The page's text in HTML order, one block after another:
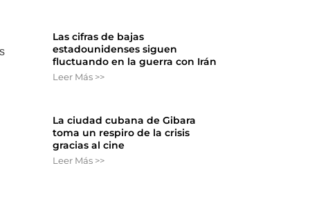
Las cifras de bajas
estadounidenses siguen
fluctuando en la guerra con Irán
Leer Más >>
La ciudad cubana de Gibara
toma un respiro de la crisis
gracias al cine
Leer Más >>